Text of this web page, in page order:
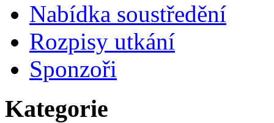
Nabídka soustředění
Rozpisy utkání
Sponzoři
Kategorie